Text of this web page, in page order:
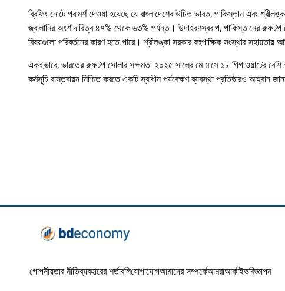
ব্রিফিং নোটে পরামর্শ দেওয়া হয়েছে যে বাংলাদেশের উচিত ভারত, পাকিস্তান এবং
জ্বালানির অংশীদারিত্ব ৪৭% থেকে ৬৩% পর্যন্ত। উদাহরণস্বরূপ, পাকিস্তানের
বিষয়গুলো পরিবর্তনের কারণ হতে পারে। শ্রীলঙ্কা সরকার বহুপাক্ষিক সংস্থার
একইভাবে, ভারতের রুফটপ সোলার সক্ষমতা ২০২৫ সালের মে মাসে ১৮ গিগাওয়াটের
কর্মসূচি বাস্তবায়ন নিশ্চিত করতে একটি স্বাধীন পর্যবেক্ষণ ব্যবস্থা প্রতিষ্ঠারও আহ্বান
গোপনীয়তার নীতিব্যবহারের শর্তাবলিযোগাযোগআমাদের সম্পর্কেআমরাআর্কাইভবিজ্ঞাপন